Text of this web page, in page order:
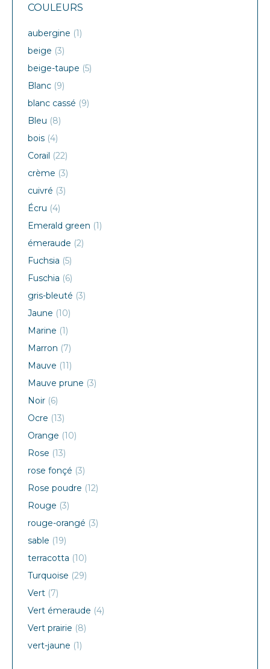
COULEURS
aubergine (1)
beige (3)
beige-taupe (5)
Blanc (9)
blanc cassé (9)
Bleu (8)
bois (4)
Corail (22)
crème (3)
cuivré (3)
Écru (4)
Emerald green (1)
émeraude (2)
Fuchsia (5)
Fuschia (6)
gris-bleuté (3)
Jaune (10)
Marine (1)
Marron (7)
Mauve (11)
Mauve prune (3)
Noir (6)
Ocre (13)
Orange (10)
Rose (13)
rose fonçé (3)
Rose poudre (12)
Rouge (3)
rouge-orangé (3)
sable (19)
terracotta (10)
Turquoise (29)
Vert (7)
Vert émeraude (4)
Vert prairie (8)
vert-jaune (1)